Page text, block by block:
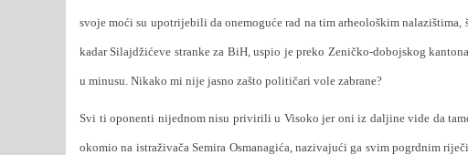
svoje moći su upotrijebili da onemoguće rad na tim arheološkim
kadar Silajdžićeve stranke za BiH, uspio je preko Zeničko-dobojskog
u minusu. Nikako mi nije jasno zašto političari vole zabrane?
Svi ti oponenti nijednom nisu privirili u Visoko jer oni iz daljine vide da
okomio na istraživača Semira Osmanagića, nazivajući ga svim pogrdnim